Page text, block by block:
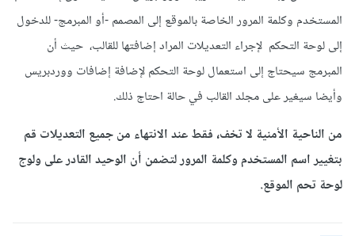
المستخدم وكلمة المرور الخاصة بالموقع إلى المصمم -أو المبرمج- للدخول
إلى لوحة التحكم لإجراء التعديلات المراد إضافتها للقالب، حيث أن
المبرمج سيحتاج إلى استعمال لوحة التحكم لإضافة إضافات ووردبريس
وأيضا سيغير على مجلد القالب في حالة احتاج ذلك.
من الناحية الأمنية لا تخف، فقط عند الانتهاء من جميع التعديلات قم
بتغيير اسم المستخدم وكلمة المرور لتضمن أن الوحيد القادر على ولوج
لوحة تحم الموقع.